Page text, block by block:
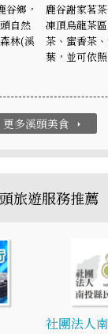
谷鄉，
自然
林(溪
鹿谷謝家茗
凍頂烏龍茶
茶、蜜香茶
葉，並可依
更多溪頭美食 arrow_right
旅遊服務推薦
社團法人